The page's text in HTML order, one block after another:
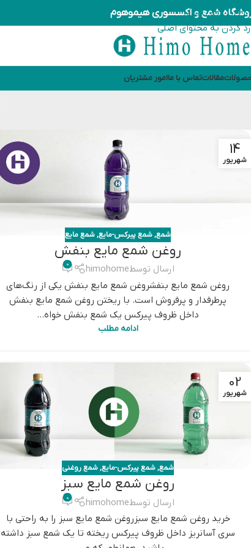
رد کردن به ناوبری
رد کردن به محتوای اصلی
شمع و اکسسوری هیموهوم
مقالاتتماس با ماامور مشتریان
14
شهریور
شمع,شمع پیرکس-مایع,شمع مایع
روغن شمع مایع بنفش
ارسال توسطhimohome
0
روغن شمع مایع بنفشروغن شمع مایع بنفش یکی از رنگ‌های
پرطرفدار و پرفروش است. با ریختن روغن شمع مایع بنفش
داخل ظروف پیرکس یک شمع بنفش خواه...
ادامه مطلب
02
شهریور
شمع,شمع پیرکس-مایع,شمع روغنی
روغن شمع مایع سبز
ارسال توسطhimohome
0
خرید روغن شمع مایع سبزروغن شمع مایع سبز را به راحتی با
سری آسانریز داخل ظروف پیرکس ریخته تا یک شمع سبز داشته